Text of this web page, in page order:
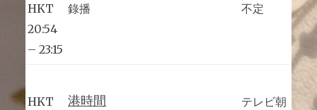
HKT
20:54
– 23:15
錄播 不定
HKT
港時間
テレビ朝